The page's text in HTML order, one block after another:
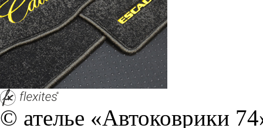
© ателье «Автоковрики
корпус 1.
На нашем сайте в целях
работоспособности